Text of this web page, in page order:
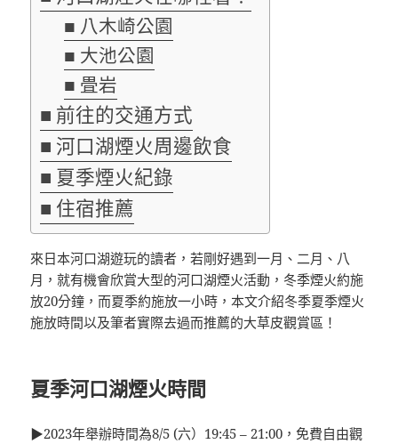
八木崎公園
大池公園
畳岩
前往的交通方式
河口湖煙火周邊飲食
夏季煙火紀錄
住宿推薦
來日本河口湖遊玩的讀者，若剛好遇到一月、二月、八
月，就有機會欣賞大型的河口湖煙火活動，冬季煙火約施
放20分鐘，而夏季約施放一小時，本文介紹冬季夏季煙火
施放時間以及筆者實際去過而推薦的大草皮觀賞區！
夏季河口湖煙火時間
▶2023年舉辦時間為8/5 (六）19:45 – 21:00，免費自由觀